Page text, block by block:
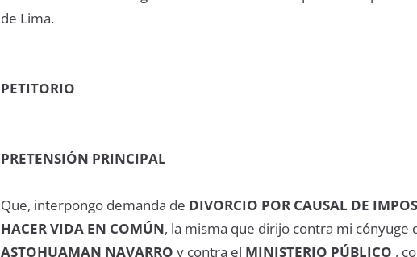
de Lima.
PETITORIO
PRETENSIÓN PRINCIPAL
Que, interpongo demanda de DIVORCIO POR CAUSAL DE
HACER VIDA EN COMÚN, la misma que dirijo contra mi cónyuge
ASTOHUAMAN NAVARRO y contra el MINISTERIO PÚBLICO ,